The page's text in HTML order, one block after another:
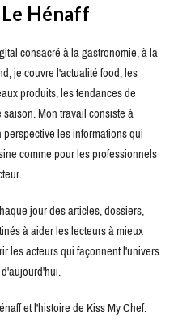
Hénaff
consacré à la gastronomie, à la
je couvre l'actualité food, les
produits, les tendances de
Mon travail consiste à
les informations qui
comme pour les professionnels
jour des articles, dossiers,
à aider les lecteurs à mieux
les acteurs qui façonnent l'univers
et l'histoire de Kiss My Chef.